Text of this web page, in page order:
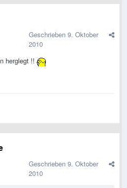
Geschrieben 9. Oktober
2010
herglegt !!
Geschrieben 9. Oktober
2010